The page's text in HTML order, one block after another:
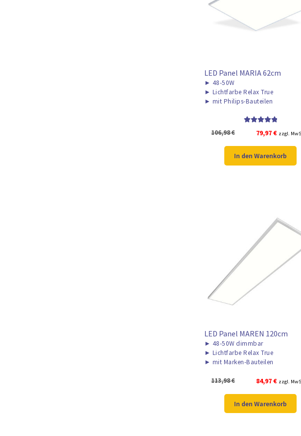
LED Panel MARIA 62cm
► 48-50W
► Lichtfarbe Relax True
► mit Philips-Bauteilen
von 5
106,98€
Ursprünglicher
war:
106,98 €
79,97€
ist:
79,97 €.
zzgl.
In den Warenkorb
LED Panel MAREN 120cm
► 48-50W dimmbar
► Lichtfarbe Relax True
► mit Marken-Bauteilen
113,98€
Ursprünglicher
war:
113,98 €
84,97€
ist:
84,97 €.
zzgl.
In den Warenkorb